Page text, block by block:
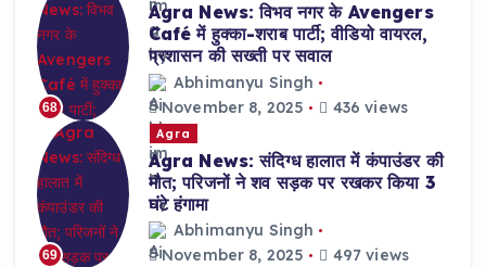
68
Agra News: विभव नगर के Avengers
Café में हुक्का-शराब पार्टी; वीडियो वायरल,
प्रशासन की सख्ती पर सवाल
Abhimanyu Singh
November 8, 2025
436 views
69
Agra
Agra News: संदिग्ध हालात में कंपाउंडर की
मौत; परिजनों ने शव सड़क पर रखकर किया 3
घंटे हंगामा
Abhimanyu Singh
November 8, 2025
497 views